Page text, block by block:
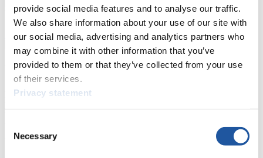
provide social media features and to analyse our traffic.
We also share information about your use of our site with
our social media, advertising and analytics partners who
may combine it with other information that you’ve
provided to them or that they’ve collected from your use
of their services.
Privacy statement
Selection
Necessary
Naturbahn
Zielgruppen Anzeigen
Für Presse- und Medienvertreter
Hier finden Sie Informationen für Presse- und Medienvertreter. Sie
beantragen, die Grundregeln des Rennrodelsports einsehen und
allgemeine Neuigkeiten einholen.